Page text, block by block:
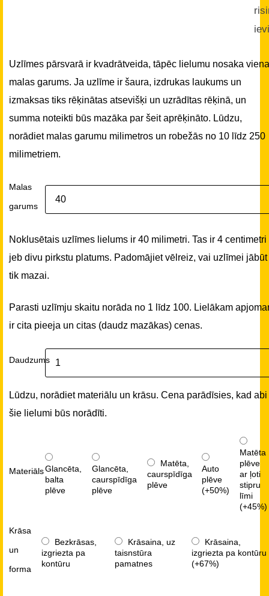
Uzlīmes pārsvarā ir kvadrātveida, tāpēc lielumu nosaka
malas garums. Ja uzlīme ir šaura, izdrukas laukums un
izmaksas tiks rēķinātas atsevišķi un uzrādītas rēķinā, un
summa noteikti būs mazāka par šeit aprēķināto. Lūdzu,
norādiet malas garumu milimetros un robežās no 10 līdz 250
milimetriem.
Malas
garums
Noklusētais uzlīmes lielums ir 40 milimetri. Tas ir 4 centimetri
jeb divu pirkstu platums. Padomājiet vēlreiz, vai uzlīmei jābūt
tik mazai.
Parasti uzlīmju skaitu norāda no 1 līdz 100. Lielākam
ir cita pieeja un citas (daudz mazākas) cenas.
Daudzums
Lūdzu, norādiet materiālu un krāsu. Cena parādīsies, kad abi
šie lielumi būs norādīti.
MateriālsGlancēta,
balta
plēve
Glancēta,
caurspīdīga
plēve
Matēta,
caurspīdīga
plēve
Auto
plēve
(+50%)
Matēta
plēve
ar ļoti
stipru
līmi
(+45%)
Krāsa
un
forma
Bezkrāsas,
izgriezta pa
kontūru
Krāsaina, uz
taisnstūra
pamatnes
Krāsaina,
izgriezta pa kontūru
(+67%)